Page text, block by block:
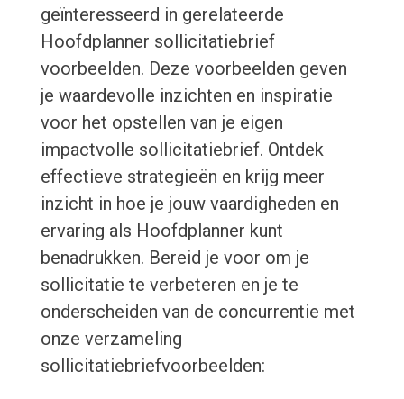
geïnteresseerd in gerelateerde
Hoofdplanner sollicitatiebrief
voorbeelden. Deze voorbeelden geven
je waardevolle inzichten en inspiratie
voor het opstellen van je eigen
impactvolle sollicitatiebrief. Ontdek
effectieve strategieën en krijg meer
inzicht in hoe je jouw vaardigheden en
ervaring als Hoofdplanner kunt
benadrukken. Bereid je voor om je
sollicitatie te verbeteren en je te
onderscheiden van de concurrentie met
onze verzameling
sollicitatiebriefvoorbeelden: